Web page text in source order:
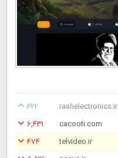
rashelectronics.ir
۴۲۲
cacooti.com
۶,۴۳۱
telvideo.ir
۴۷۴